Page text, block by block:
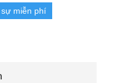
miễn phí